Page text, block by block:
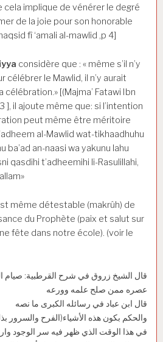
implique de vénérer le degré
de la joie pour son honorable
fî ‘amali al-mawlid ,p 4]
considère que : « même s’il n’y
célébrer le Mawlid, il n’y aurait
[(Majma’ Fatawi Ibn
], il ajoute même que: si l’intention
peut même être méritoire
al-Mawlid wat-tikhaadhuhu
ba’ad an-naasi wa yakunu lahu
qasdihi t’adheemihi li-Rasulillahi,
même détestable (makrûh) de
du Prophète (paix et salut sur
fête dans notre école). (voir le
قال الشيخ زروق في شرح القرطبية:
عصره ممن صلح علمه وورعه
قال ابن عباد في رسائله الكبرى ما نصه
والحكم بكون هذه الأشياء(الفرح والسرور
في هذا الوقت الذي ظهر فيه سر الوجود